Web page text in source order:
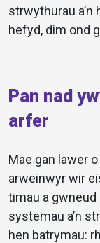
strwythurau
hefyd, dim ond
Pan nad
arfer
Mae gan lawer
arweinwyr wir
timau a gwneud
systemau a’n
hen batrymau: